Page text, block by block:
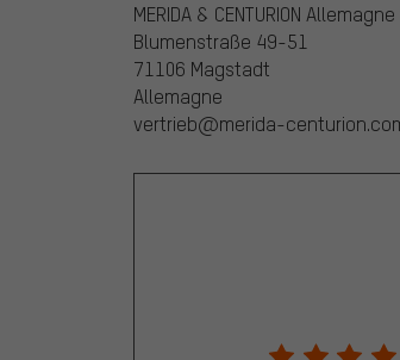
MERIDA & CENTURION
Blumenstraße 49-51
71106 Magstadt
Allemagne
vertrieb@merida-